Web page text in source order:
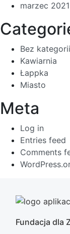
marzec 2021
Bez kategorii
Kawiarnia
Łappka
Miasto
Meta
Log in
Entries feed
Comments
Fundacja dla